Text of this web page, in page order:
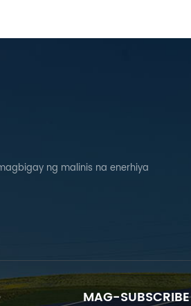
ng malinis na enerhiya
MAG-SUBSCRIBE